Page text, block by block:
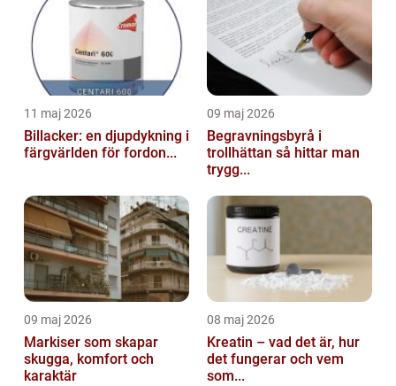
11 maj 2026
Billacker: en djupdykning i
färgvärlden för fordon...
09 maj 2026
Begravningsbyrå i
trollhättan så hittar man
trygg...
09 maj 2026
Markiser som skapar
skugga, komfort och
karaktär
08 maj 2026
Kreatin – vad det är, hur
det fungerar och vem
som...